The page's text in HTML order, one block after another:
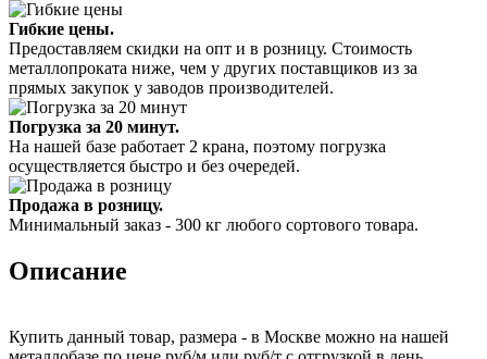
Гибкие цены.
Предоставляем скидки на опт и в розницу. Стоимость
металлопроката ниже, чем у других поставщиков из за
прямых закупок у заводов производителей.
Погрузка за 20 минут.
На нашей базе работает 2 крана, поэтому погрузка
осуществляется быстро и без очередей.
Продажа в розницу.
Минимальный заказ - 300 кг любого сортового товара.
Описание
Купить данный товар, размера - в Москве можно на нашей